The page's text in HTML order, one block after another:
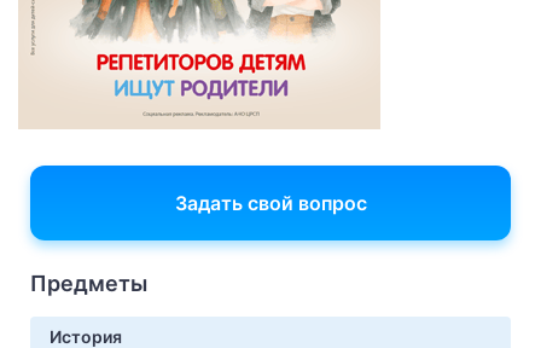
Задать свой вопрос
Предметы
История